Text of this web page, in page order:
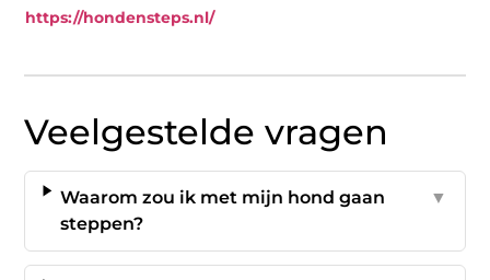
https://hondensteps.nl/
Veelgestelde vragen
Waarom zou ik met mijn hond gaan
steppen?
▼